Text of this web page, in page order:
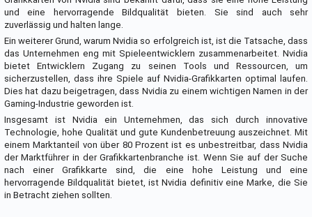
und eine hervorragende Bildqualität bieten. Sie sind auch sehr
zuverlässig und halten lange.
Ein weiterer Grund, warum Nvidia so erfolgreich ist, ist die Tatsache, dass
das Unternehmen eng mit Spieleentwicklern zusammenarbeitet. Nvidia
bietet Entwicklern Zugang zu seinen Tools und Ressourcen, um
sicherzustellen, dass ihre Spiele auf Nvidia-Grafikkarten optimal laufen.
Dies hat dazu beigetragen, dass Nvidia zu einem wichtigen Namen in der
Gaming-Industrie geworden ist.
Insgesamt ist Nvidia ein Unternehmen, das sich durch innovative
Technologie, hohe Qualität und gute Kundenbetreuung auszeichnet. Mit
einem Marktanteil von über 80 Prozent ist es unbestreitbar, dass Nvidia
der Marktführer in der Grafikkartenbranche ist. Wenn Sie auf der Suche
nach einer Grafikkarte sind, die eine hohe Leistung und eine
hervorragende Bildqualität bietet, ist Nvidia definitiv eine Marke, die Sie
in Betracht ziehen sollten.